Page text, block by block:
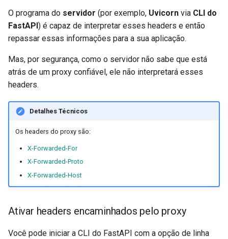
Tipos de dados extras
Parâmetros de Cookie
Parâmetros de Cabeçalho
Modelos de Parâmetros de
Cookie
Modelos de Parâmetros do
Modelo de resposta - Tipo de
retorno
Testando localmente com
Traefik
Verifique as respostas
Verifique a interface de
documentação
Desabilitar servidor automático
de
root_path
Montando uma sub-aplicação
Testando a Base de Dados
Usar antigos códigos de
autenticação 403
Custom Response Classes -
File, HTML, Redirect,
Server-Sent Events -
EventSourceResponse and
ServerSentEvent
OpenAPI
Security Tools
O programa do servidor (por exemplo, Uvicorn via CLI do
FastAPI) é capaz de interpretar esses headers e então
repassar essas informações para a sua aplicação.
Mas, por segurança, como o servidor não sabe que está
atrás de um proxy confiável, ele não interpretará esses
headers.
Detalhes Técnicos
Os headers do proxy são:
X-Forwarded-For
X-Forwarded-Proto
X-Forwarded-Host
Ativar headers encaminhados pelo proxy
Você pode iniciar a CLI do FastAPI com a opção de linha